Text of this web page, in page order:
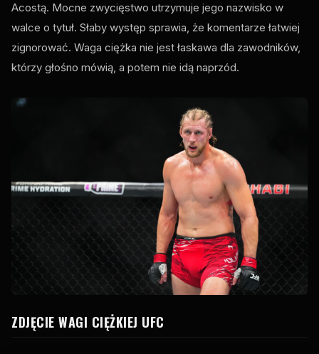
Acostą. Mocne zwycięstwo utrzymuje jego nazwisko w
walce o tytuł. Słaby występ sprawia, że ​​komentarze łatwiej
zignorować. Waga ciężka nie jest łaskawa dla zawodników,
którzy głośno mówią, a potem nie idą naprzód.
ZDJĘCIE WAGI CIĘŻKIEJ UFC